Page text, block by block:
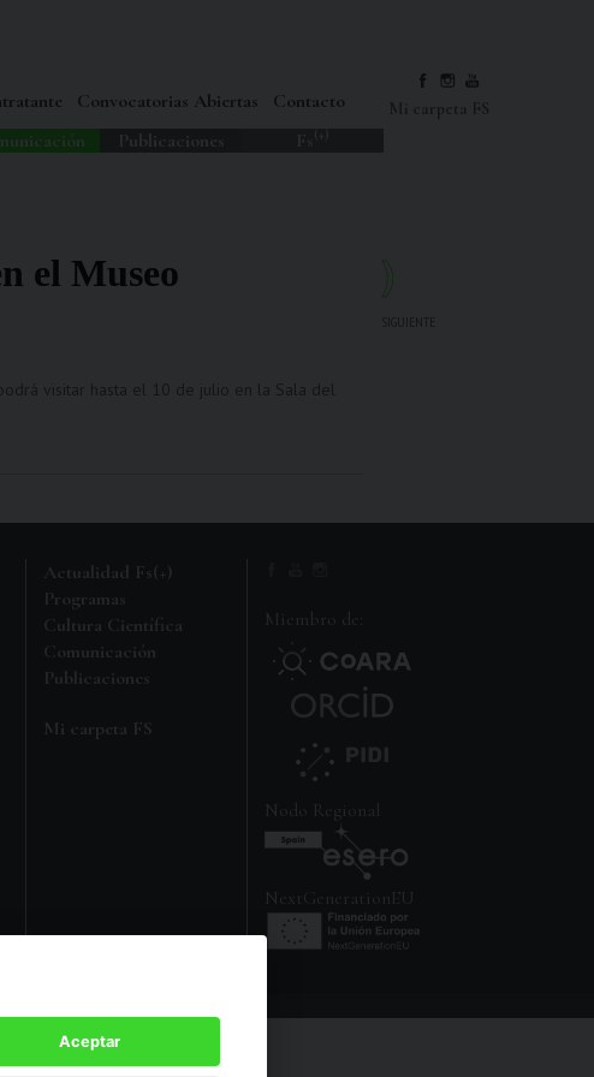
Convocatorias Abiertas
Contacto
el Museo
Actualidad Fs(+)
Programas
Cultura Científica
Comunicación
Publicaciones
Mi carpeta FS
Miembro de:
Nodo Regional
NextGenerationEU
Aceptar